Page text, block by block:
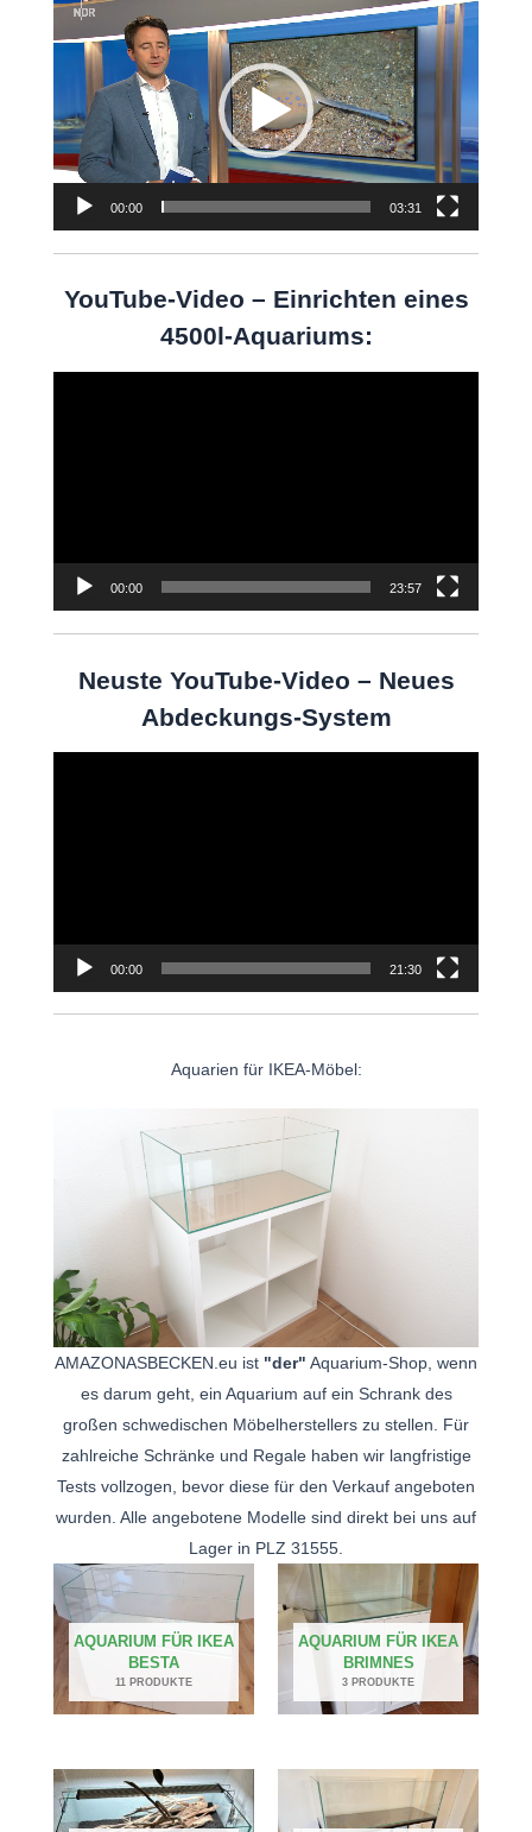
Player
00:00 03:31
YouTube-Video – Einrichten eines
4500l-Aquariums:
00:00 23:57
Neuste YouTube-Video – Neues
Abdeckungs-System
00:00 21:30
Aquarien für IKEA-Möbel:
AMAZONASBECKEN.eu ist "der" Aquarium-Shop, wenn
es darum geht, ein Aquarium auf ein Schrank des
großen schwedischen Möbelherstellers zu stellen. Für
zahlreiche Schränke und Regale haben wir langfristige
Tests vollzogen, bevor diese für den Verkauf angeboten
wurden. Alle angebotene Modelle sind direkt bei uns auf
Lager in PLZ 31555.
AQUARIUM FÜR IKEA
BESTA
11 PRODUKTE
AQUARIUM FÜR IKEA
BRIMNES
3 PRODUKTE